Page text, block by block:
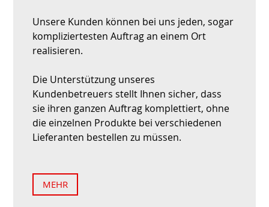
Unsere Kunden können bei uns jeden, sogar
kompliziertesten Auftrag an einem Ort
realisieren.
Die Unterstützung unseres
Kundenbetreuers stellt Ihnen sicher, dass
sie ihren ganzen Auftrag komplettiert, ohne
die einzelnen Produkte bei verschiedenen
Lieferanten bestellen zu müssen.
MEHR